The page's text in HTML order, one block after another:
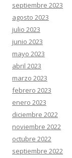
septiembre 2023
agosto 2023
julio 2023
junio 2023
mayo 2023
abril 2023
marzo 2023
febrero 2023
enero 2023
diciembre 2022
noviembre 2022
octubre 2022
septiembre 2022